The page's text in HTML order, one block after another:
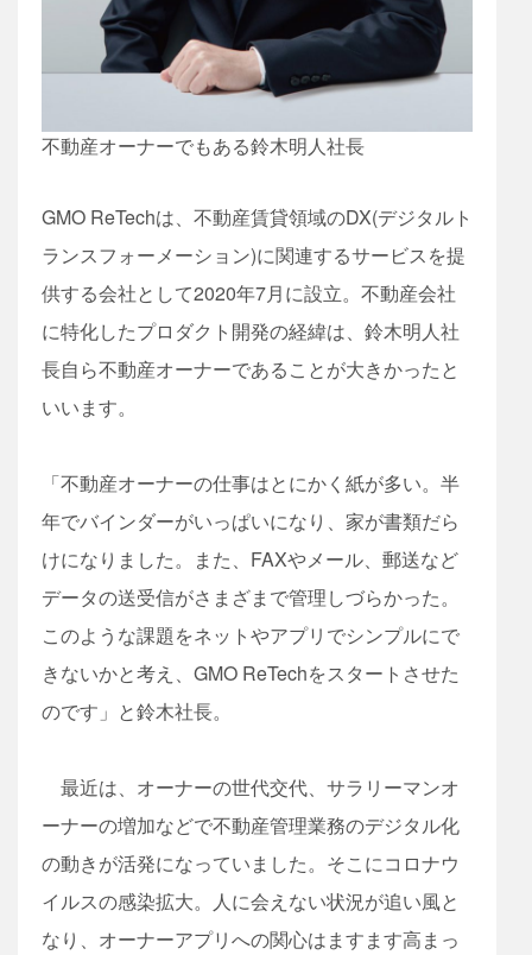
不動産オーナーでもある鈴木明人社長
GMO ReTechは、不動産賃貸領域のDX(デジタルト
ランスフォーメーション)に関連するサービスを提
供する会社として2020年7月に設立。不動産会社
に特化したプロダクト開発の経緯は、鈴木明人社
長自ら不動産オーナーであることが大きかったと
いいます。
「不動産オーナーの仕事はとにかく紙が多い。半
年でバインダーがいっぱいになり、家が書類だら
けになりました。また、FAXやメール、郵送など
データの送受信がさまざまで管理しづらかった。
このような課題をネットやアプリでシンプルにで
きないかと考え、GMO ReTechをスタートさせた
のです」と鈴木社長。
最近は、オーナーの世代交代、サラリーマンオ
ーナーの増加などで不動産管理業務のデジタル化
の動きが活発になっていました。そこにコロナウ
イルスの感染拡大。人に会えない状況が追い風と
なり、オーナーアプリへの関心はますます高まっ